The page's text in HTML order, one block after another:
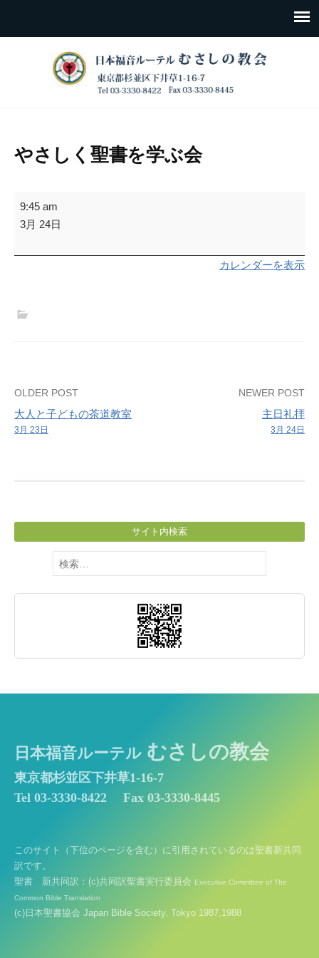
やさしく聖書を学ぶ会
や
さ
く
9:45 am
3月 24日
カレンダーを表示
Post
navigation
OLDER POST
大人と子どもの茶道教室
3月 23日
NEWER POST
主日礼拝
3月 24日
サイト内検索
検
索:
日本福音ルーテル むさしの教会
東京都杉並区下井草1-16-7
Tel 03-3330-8422
Fax 03-3330-8445
このサイト（下位のページを含む）に引用されているのは聖書新共同
訳です。
聖書 新共同訳：(c)共同訳聖書実行委員会 Executive Committee of The
Common Bible Translation
(c)日本聖書協会 Japan Bible Society, Tokyo 1987,1988